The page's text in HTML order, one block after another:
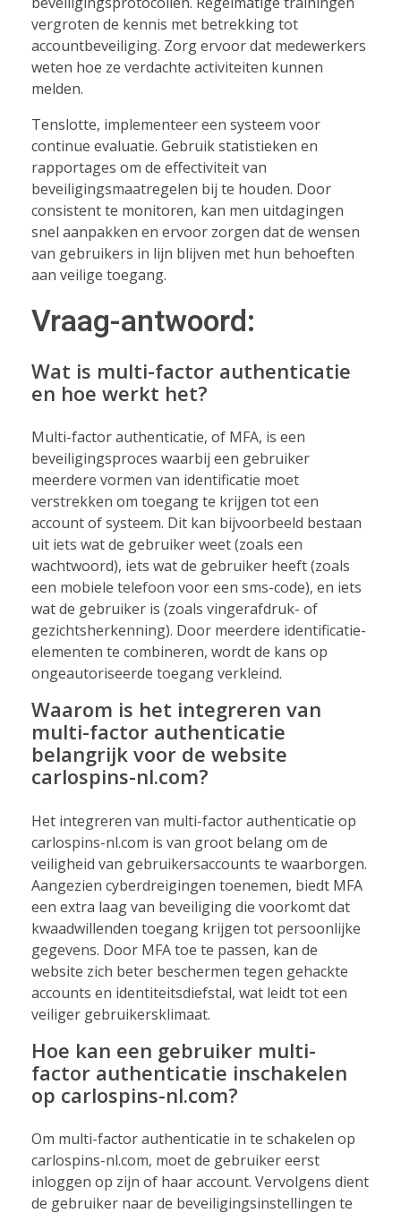
vergroten de kennis met betrekking tot
accountbeveiliging. Zorg ervoor dat medewerkers
weten hoe ze verdachte activiteiten kunnen
melden.
Tenslotte, implementeer een systeem voor
continue evaluatie. Gebruik statistieken en
rapportages om de effectiviteit van
beveiligingsmaatregelen bij te houden. Door
consistent te monitoren, kan men uitdagingen
snel aanpakken en ervoor zorgen dat de wensen
van gebruikers in lijn blijven met hun behoeften
aan veilige toegang.
Vraag-antwoord:
Wat is multi-factor authenticatie
en hoe werkt het?
Multi-factor authenticatie, of MFA, is een
beveiligingsproces waarbij een gebruiker
meerdere vormen van identificatie moet
verstrekken om toegang te krijgen tot een
account of systeem. Dit kan bijvoorbeeld bestaan
uit iets wat de gebruiker weet (zoals een
wachtwoord), iets wat de gebruiker heeft (zoals
een mobiele telefoon voor een sms-code), en iets
wat de gebruiker is (zoals vingerafdruk- of
gezichtsherkenning). Door meerdere identificatie-
elementen te combineren, wordt de kans op
ongeautoriseerde toegang verkleind.
Waarom is het integreren van
multi-factor authenticatie
belangrijk voor de website
carlospins-nl.com?
Het integreren van multi-factor authenticatie op
carlospins-nl.com is van groot belang om de
veiligheid van gebruikersaccounts te waarborgen.
Aangezien cyberdreigingen toenemen, biedt MFA
een extra laag van beveiliging die voorkomt dat
kwaadwillenden toegang krijgen tot persoonlijke
gegevens. Door MFA toe te passen, kan de
website zich beter beschermen tegen gehackte
accounts en identiteitsdiefstal, wat leidt tot een
veiliger gebruikersklimaat.
Hoe kan een gebruiker multi-
factor authenticatie inschakelen
op carlospins-nl.com?
Om multi-factor authenticatie in te schakelen op
carlospins-nl.com, moet de gebruiker eerst
inloggen op zijn of haar account. Vervolgens dient
de gebruiker naar de beveiligingsinstellingen te